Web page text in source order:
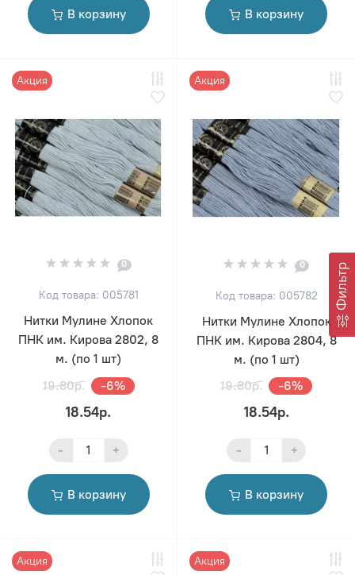
Фильтр
В корзину В корзину
Акция
0
Код товара: 005781
Нитки Мулине Хлопок
ПНК им. Кирова 2802, 8
м. (по 1 шт)
19.80р.
-6%
18.54р.
- +
В корзину
Акция
0
Код товара: 005782
Нитки Мулине Хлопок
ПНК им. Кирова 2804, 8
м. (по 1 шт)
19.80р.
-6%
18.54р.
- +
В корзину
Акция Акция